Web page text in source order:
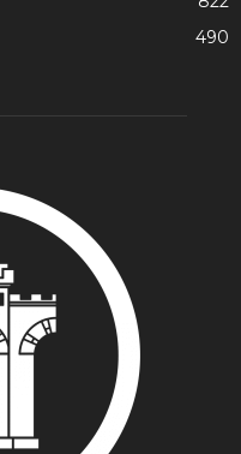
490